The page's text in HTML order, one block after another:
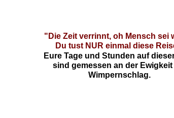
"Die Zeit verrinnt, oh Mensch sei
Du tust NUR einmal diese
Eure Tage und Stunden auf
sind gemessen an der Ewigkeit
Wimpernschlag.